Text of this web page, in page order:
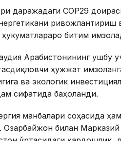
даражадаги CОР29
битим
Арабистонининг ушбу
ҳужжат
ва экологик
сифатида баҳоланди.
манбалари соҳасида
Озарбайжон билан